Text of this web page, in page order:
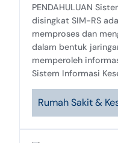
PENDAHULUAN
disingkat SIM-RS
memproses dan
dalam bentuk
memperoleh
Sistem Informasi
Rumah Sakit &